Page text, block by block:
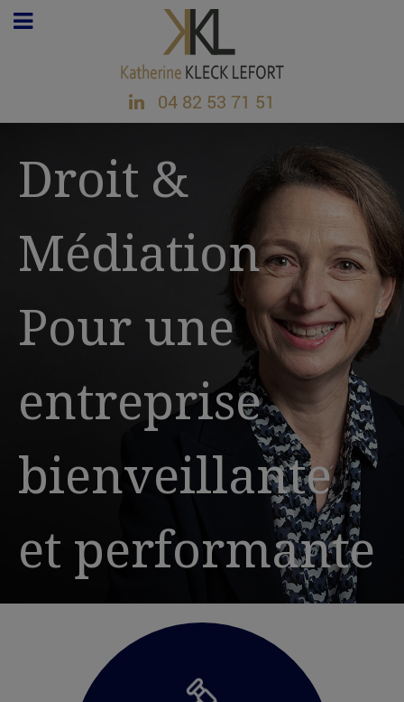
04 82 53 71 51
Droit &
Médiation
Pour une
entreprise
bienveillante
et performante